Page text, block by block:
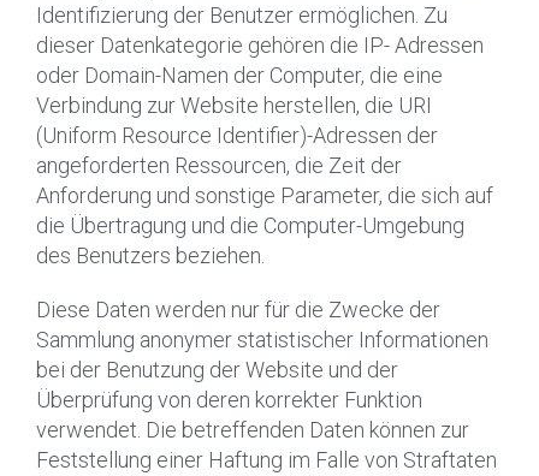
Identifizierung der Benutzer ermöglichen. Zu
dieser Datenkategorie gehören die IP- Adressen
oder Domain-Namen der Computer, die eine
Verbindung zur Website herstellen, die URI
(Uniform Resource Identifier)-Adressen der
angeforderten Ressourcen, die Zeit der
Anforderung und sonstige Parameter, die sich auf
die Übertragung und die Computer-Umgebung
des Benutzers beziehen.
Diese Daten werden nur für die Zwecke der
Sammlung anonymer statistischer Informationen
bei der Benutzung der Website und der
Überprüfung von deren korrekter Funktion
verwendet. Die betreffenden Daten können zur
Feststellung einer Haftung im Falle von Straftaten